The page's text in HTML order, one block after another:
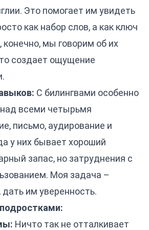
Это помогает им увидеть
как набор слов, а как ключ
конечно, мы говорим об их
создает ощущение
С билингвами особенно
всеми четырьмя
письмо, аудирование и
у них бывает хороший
запас, но затруднения с
Моя задача –
дать им уверенность.
Ничто так не отталкивает